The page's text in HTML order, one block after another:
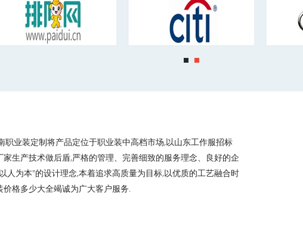
职业装定制将产品定位于职业装中高档市场,以山东工作服招标
生产技术做后盾,严格的管理、完善细致的服务理念、良好的企
人为本"的设计理念,本着追求高质量为目标,以优质的工艺融合时
格多少大全竭诚为广大客户服务.